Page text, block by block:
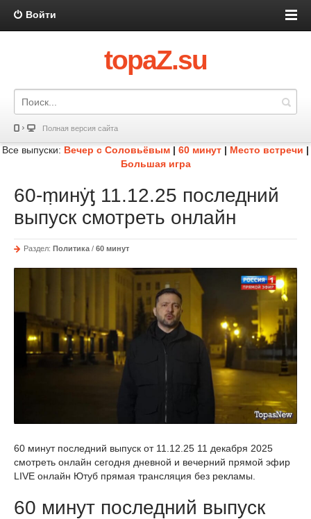
Войти
topaZ.su
Полная версия сайта
Все выпуски: Вечер с Соловьёвым | 60 минут | Место встречи |
Большая игра
60-ṃинẏƫ 11.12.25 последний
выпуск смотреть онлайн
Раздел: Политика / 60 минут
60 минут последний выпуск от 11.12.25 11 декабря 2025
смотреть онлайн сегодня дневной и вечерний прямой эфир
LIVE онлайн Ютуб прямая трансляция без рекламы.
60 минут последний выпуск